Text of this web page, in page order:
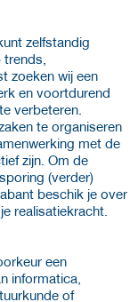
zelfstandig
zoeken wij een
en voortdurend
verbeteren.
te organiseren
met de
zijn. Om de
(verder)
beschik je over
realisatiekracht.
een
informatica,
of